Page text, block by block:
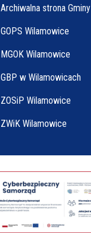
Archiwalna strona Gminy
GOPS Wilamowice
MGOK Wilamowice
GBP w Wilamowicach
ZOSiP Wilamowice
ZWiK Wilamowice